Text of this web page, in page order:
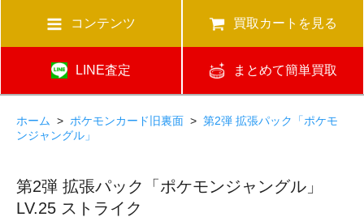
コンテンツ 買取カートを見る
LINE査定 まとめて簡単買取
ホーム > ポケモンカード旧裏面 > 第2弾 拡張パック「ポケモ
ンジャングル」
第2弾 拡張パック「ポケモンジャングル」
LV.25 ストライク